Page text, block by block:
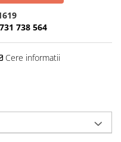
738 564
Cere informatii